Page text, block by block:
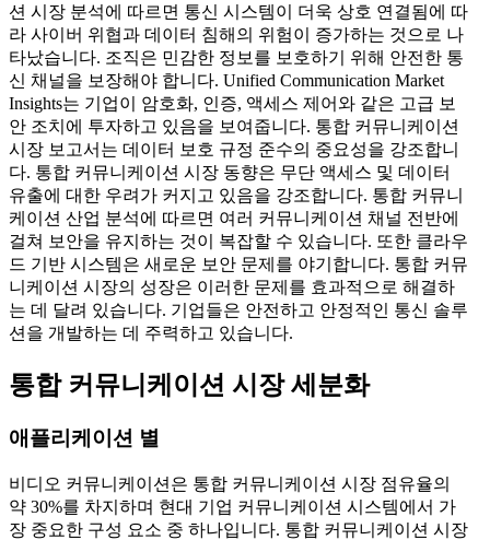
션 시장 분석에 따르면 통신 시스템이 더욱 상호 연결됨에 따
라 사이버 위협과 데이터 침해의 위험이 증가하는 것으로 나
타났습니다. 조직은 민감한 정보를 보호하기 위해 안전한 통
신 채널을 보장해야 합니다. Unified Communication Market
Insights는 기업이 암호화, 인증, 액세스 제어와 같은 고급 보
안 조치에 투자하고 있음을 보여줍니다. 통합 커뮤니케이션
시장 보고서는 데이터 보호 규정 준수의 중요성을 강조합니
다. 통합 커뮤니케이션 시장 동향은 무단 액세스 및 데이터
유출에 대한 우려가 커지고 있음을 강조합니다. 통합 커뮤니
케이션 산업 분석에 따르면 여러 커뮤니케이션 채널 전반에
걸쳐 보안을 유지하는 것이 복잡할 수 있습니다. 또한 클라우
드 기반 시스템은 새로운 보안 문제를 야기합니다. 통합 커뮤
니케이션 시장의 성장은 이러한 문제를 효과적으로 해결하
는 데 달려 있습니다. 기업들은 안전하고 안정적인 통신 솔루
션을 개발하는 데 주력하고 있습니다.
통합 커뮤니케이션 시장 세분화
애플리케이션 별
비디오 커뮤니케이션은 통합 커뮤니케이션 시장 점유율의
약 30%를 차지하며 현대 기업 커뮤니케이션 시스템에서 가
장 중요한 구성 요소 중 하나입니다. 통합 커뮤니케이션 시장